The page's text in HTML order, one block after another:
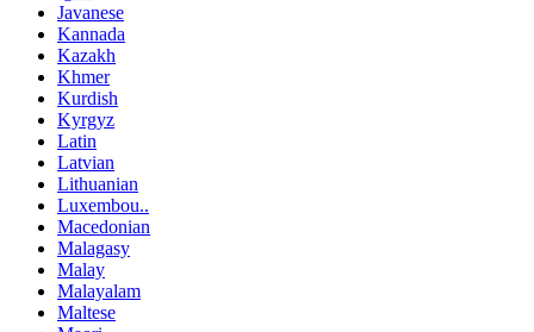
Javanese
Kannada
Kazakh
Khmer
Kurdish
Kyrgyz
Latin
Latvian
Lithuanian
Luxembou..
Macedonian
Malagasy
Malay
Malayalam
Maltese